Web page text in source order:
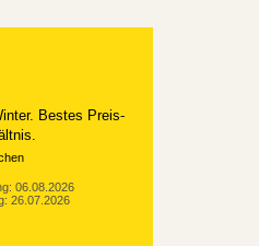
Bestes Preis-
06.08.2026
26.07.2026